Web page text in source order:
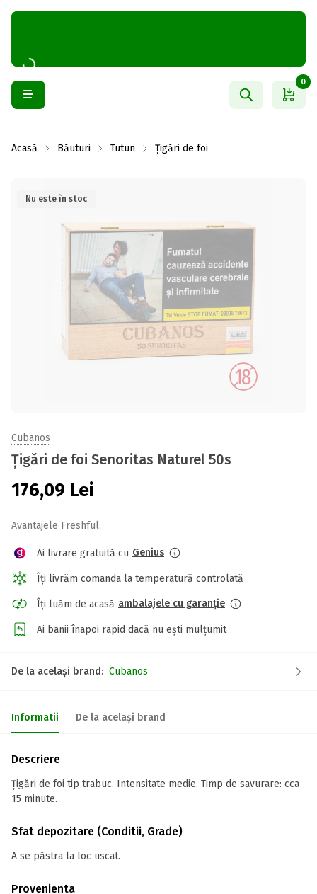
0
Acasă Băuturi Tutun Țigări de foi
Nu este în stoc
Cubanos
Țigări de foi Senoritas Naturel 50s
176,09 Lei
Avantajele Freshful:
Ai livrare gratuită cu Genius
Îți livrăm comanda la temperatură controlată
Îți luăm de acasă ambalajele cu garanție
Ai banii înapoi rapid dacă nu ești mulțumit
De la același brand: Cubanos
Informatii De la același brand
Descriere
Țigări de foi tip trabuc. Intensitate medie. Timp de savurare: cca
15 minute.
Sfat depozitare (Conditii, Grade)
A se păstra la loc uscat.
Provenienta